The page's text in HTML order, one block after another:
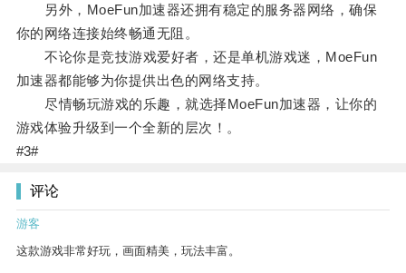
另外，MoeFun加速器还拥有稳定的服务器网络，确保
你的网络连接始终畅通无阻。
不论你是竞技游戏爱好者，还是单机游戏迷，MoeFun
加速器都能够为你提供出色的网络支持。
尽情畅玩游戏的乐趣，就选择MoeFun加速器，让你的
游戏体验升级到一个全新的层次！。
#3#
评论
游客
这款游戏非常好玩，画面精美，玩法丰富。